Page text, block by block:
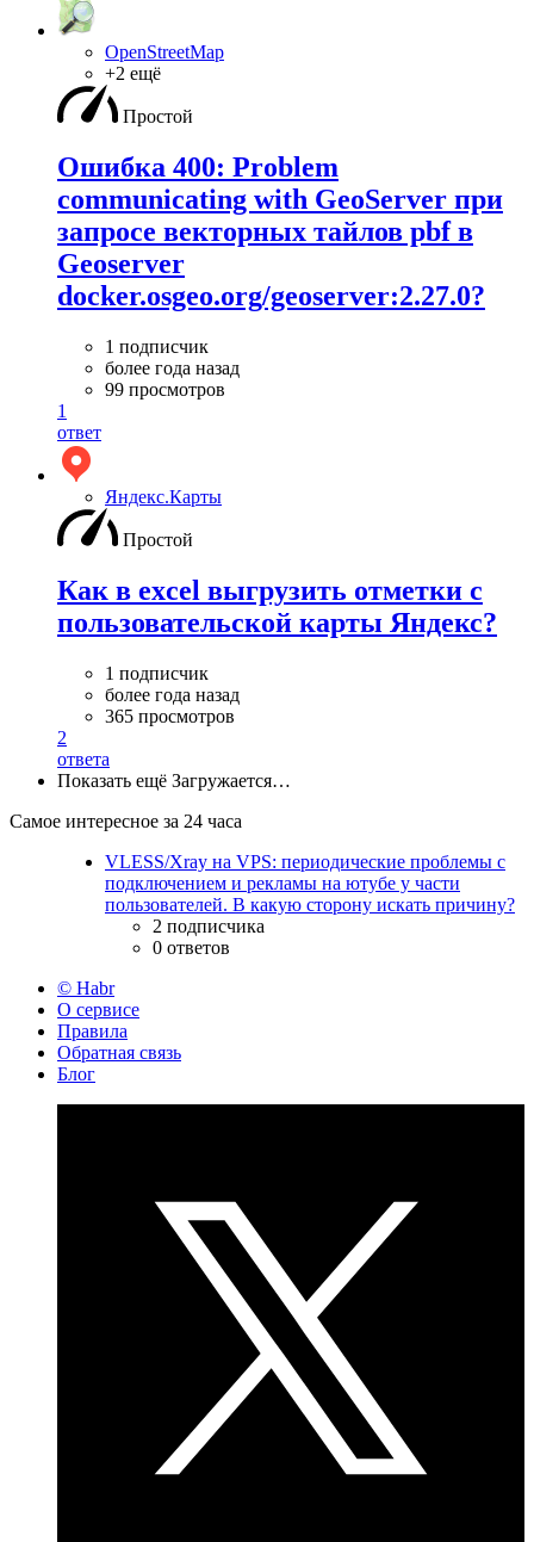
OpenStreetMap
+2 ещё
Простой
Ошибка 400: Problem
communicating with GeoServer при
запросе векторных тайлов pbf в
Geoserver
docker.osgeo.org/geoserver:2.27.0?
1 подписчик
более года назад
99 просмотров
1
ответ
Яндекс.Карты
Простой
Как в excel выгрузить отметки с
пользовательской карты Яндекс?
1 подписчик
более года назад
365 просмотров
2
ответа
Показать ещё Загружается…
Самое интересное за 24 часа
VLESS/Xray на VPS: периодические проблемы с
подключением и рекламы на ютубе у части
пользователей. В какую сторону искать причину?
2 подписчика
0 ответов
© Habr
О сервисе
Правила
Обратная связь
Блог